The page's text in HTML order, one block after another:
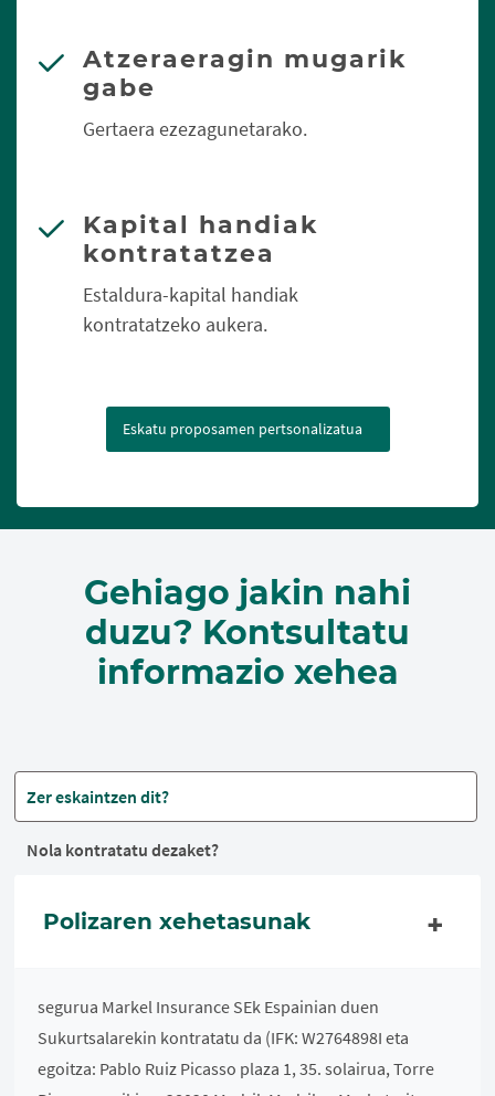
Atzeraeragin mugarik
gabe
Gertaera ezezagunetarako.
Kapital handiak
kontratatzea
Estaldura-kapital handiak
kontratatzeko aukera.
Eskatu proposamen pertsonalizatua
Gehiago jakin nahi
duzu? Kontsultatu
informazio xehea
Zer eskaintzen dit?
Nola kontratatu dezaket?
Polizaren xehetasunak
segurua Markel Insurance SEk Espainian duen
Sukurtsalarekin kontratatu da (IFK: W2764898I eta
egoitza: Pablo Ruiz Picasso plaza 1, 35. solairua, Torre